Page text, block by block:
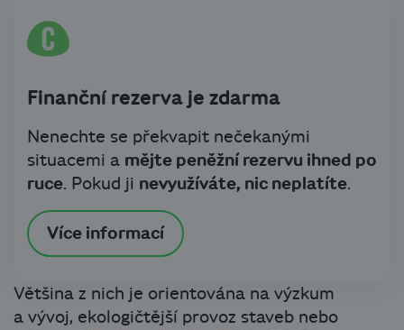
Finanční rezerva je zdarma
Nenechte se překvapit nečekanými
situacemi a mějte peněžní rezervu ihned po
ruce. Pokud ji nevyužíváte, nic neplatíte.
Více informací
Většina z nich je orientována na výzkum
a vývoj, ekologičtější provoz staveb nebo